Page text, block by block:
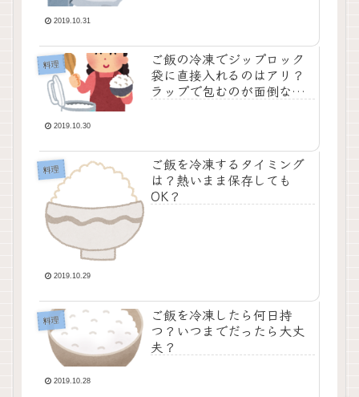
2019.10.31
料理
ご飯の冷凍でジップロック
袋に直接入れるのはアリ？
ラップで包むのが面倒なと
2019.10.30
料理
ご飯を冷凍するタイミング
は？熱いまま保存しても
OK？
2019.10.29
料理
ご飯を冷凍したら何日持
つ？いつまでだったら大丈
夫？
2019.10.28